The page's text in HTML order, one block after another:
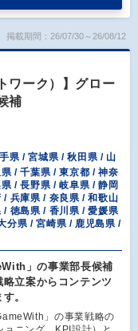
掲載期間：26/07/30～26/08/12
ワーク）】グロー
補
県 / 宮城県 / 秋田県 / 山
/ 千葉県 / 東京都 / 神奈
/ 長野県 / 岐阜県 / 静岡
/ 兵庫県 / 奈良県 / 和歌山
/ 徳島県 / 香川県 / 愛媛県
分県 / 宮崎県 / 鹿児島県 /
」の事業部長候補
立案からコンテンツ
。
」の事業戦略の